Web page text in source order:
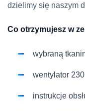
dzielimy się naszym
Co otrzymujesz w
wybraną
wentylator
instrukcje